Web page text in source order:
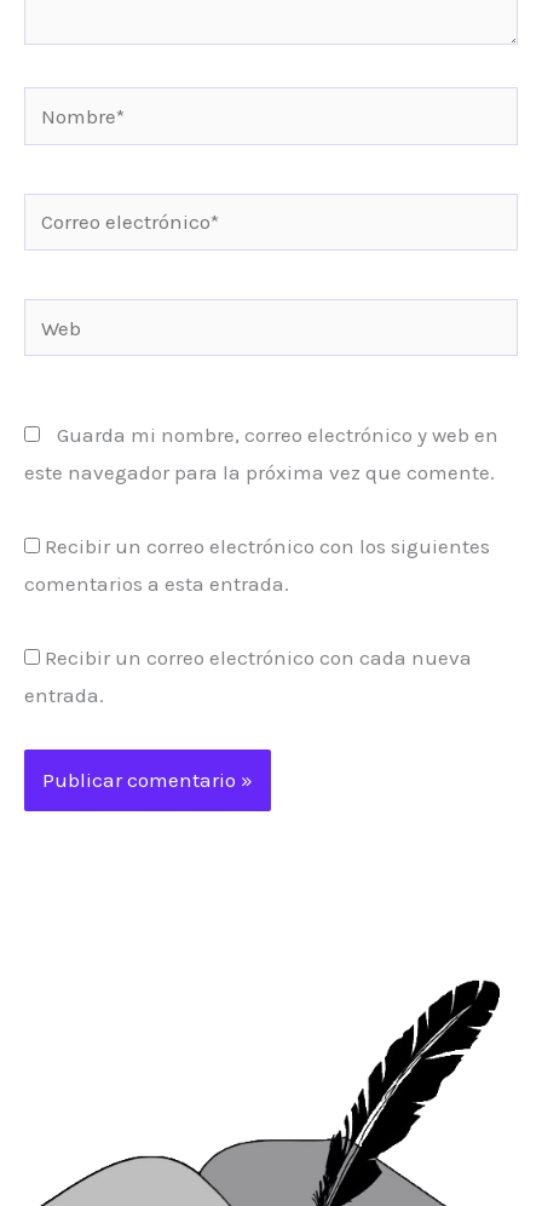
Nombre*
electrónico*
Guarda mi nombre, correo electrónico y web en
este navegador para la próxima vez que comente.
Recibir un correo electrónico con los siguientes
comentarios a esta entrada.
Recibir un correo electrónico con cada nueva
entrada.